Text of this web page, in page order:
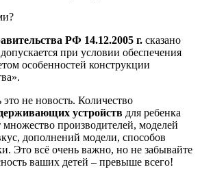
РФ 14.12.2005 г. сказано
при условии обеспечения
особенностей конструкции
не новость. Количество
устройств для ребенка
множество производителей, моделей
дополнений модели, способов
Это всё очень важно, но не забывайте
ваших детей – превыше всего!